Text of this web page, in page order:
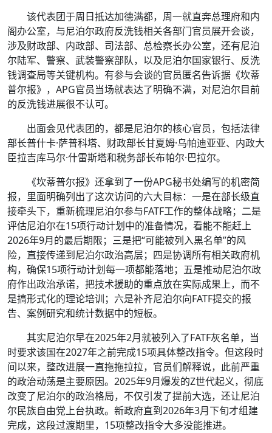
该代表团于周日抵达加德满都，周一就直奔总理府和内
阁办公室，与尼泊尔政府反洗钱相关各部门官员展开会谈，
涉及财政部、内政部、司法部、总检察长办公室，还有尼泊
尔陆军、警察、武装警察部队，以及尼泊尔国家银行、反洗
钱调查局等关键机构。有参与会谈的官员匿名告诉据《坎蒂
普尔报》，APG官员当场就表达了明确不满，对尼泊尔目前
的反洗钱进展很不认可。
出面会见代表团的，都是尼泊尔的核心官员，包括法律
部长普什卡·萨普科塔、财政部长甘夏姆·乌帕迪亚亚、内政大
臣拉吉库马尔·什雷斯塔和税务部长布帕尔·巴拉尔。
《坎蒂普尔报》还拿到了一份APG秘书处编写的机密简
报，里面明确列出了这次访问的六大目标：一是在部长级直
接牵头下，重新梳理尼泊尔参与FATF工作的整体战略；二是
评估尼泊尔在15项行动计划中的准备情况，看能不能赶上
2026年9月的最后期限；三是把“可能被列入黑名单”的风
险，直接传递到尼泊尔政治高层；四是协调所有相关政府机
构，确保15项行动计划每一项都能落地；五是推动尼泊尔政
府作出政治承诺，把技术援助的重点放在实际成果上，而不
是搞形式化的理论培训；六是补齐尼泊尔向FATF提交的报
告、案例研究和统计数据中的短板。
其实尼泊尔早在2025年2月就被列入了FATF灰名单，当
时要求该国在2027年之前完成15项具体整改指令。但这段时
间以来，整改进展一直拖拖拉拉，官员们解释说，此前严重
的政治动荡是主要原因。2025年9月爆发的Z世代起义，彻底
改变了尼泊尔的政治格局，不仅引发了提前大选，还让尼泊
尔民族自由党上台执政。新政府直到2026年3月下旬才组建
完成，这段过渡期里，15项整改指令大多没能推进。